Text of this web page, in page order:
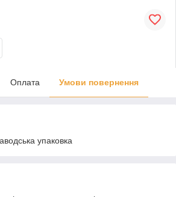
Оплата Умови повернення
упаковка